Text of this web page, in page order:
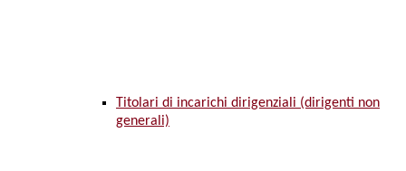
Titolari di incarichi dirigenziali (dirigenti non
generali)